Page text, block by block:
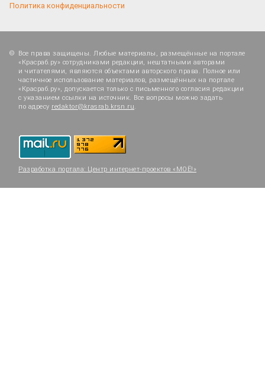
Политика конфиденциальности
Все права защищены. Любые материалы, размещённые на портале
«Красраб.ру» сотрудниками редакции, нештатными авторами
и читателями, являются объектами авторского права. Полное или
частичное использование материалов, размещённых на портале
«Красраб.ру», допускается только с письменного согласия редакции
с указанием ссылки на источник. Все вопросы можно задать
по адресу redaktor@krasrab.krsn.ru.
Разработка портала: Центр интернет-проектов «МОЁ!»